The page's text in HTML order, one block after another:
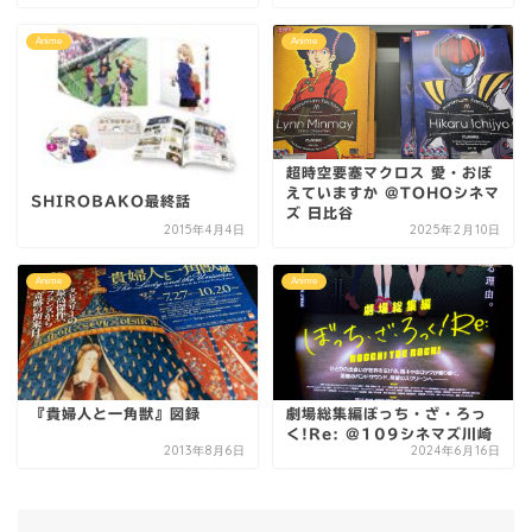
Anime
SHIROBAKO最終話
2015年4月4日
Anime
超時空要塞マクロス 愛・おぼ
えていますか @TOHOシネマ
ズ 日比谷
2025年2月10日
Anime
『貴婦人と一角獣』図録
2013年8月6日
Anime
劇場総集編ぼっち・ざ・ろっ
く!Re: @109シネマズ川崎
2024年6月16日